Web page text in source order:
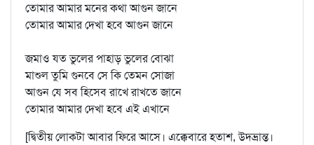
তোমার আমার মনের কথা আগুন জানে
তোমার আমার দেখা হবে আগুন জানে
জমাও যত ভুলের পাহাড় ভুলের বোঝা
মাশুল তুমি গুনবে সে কি তেমন সোজা
আগুন যে সব হিসেব রাখে রাখতে জানে
তোমার আমার দেখা হবে এই এখানে
[দ্বিতীয় লোকটা আবার ফিরে আসে। এক্কেবারে হতাশ, উদ্ভ্রান্ত।